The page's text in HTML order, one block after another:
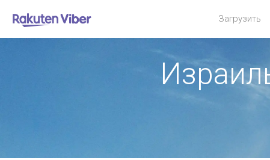
Загрузить